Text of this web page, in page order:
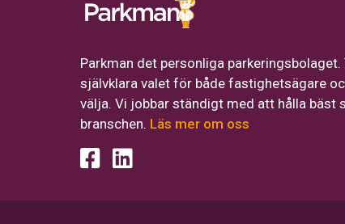
Parkman det personliga parkeringsbolaget.
självklara valet för både fastighetsägare
välja. Vi jobbar ständigt med att hålla bäst
branschen. Läs mer om oss